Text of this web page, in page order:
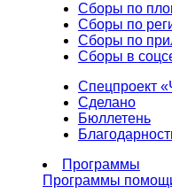
Сборы по
Сборы по
Сборы по
Сборы в
Спецпроект
Сделано
Бюллетень
Программы
Программы